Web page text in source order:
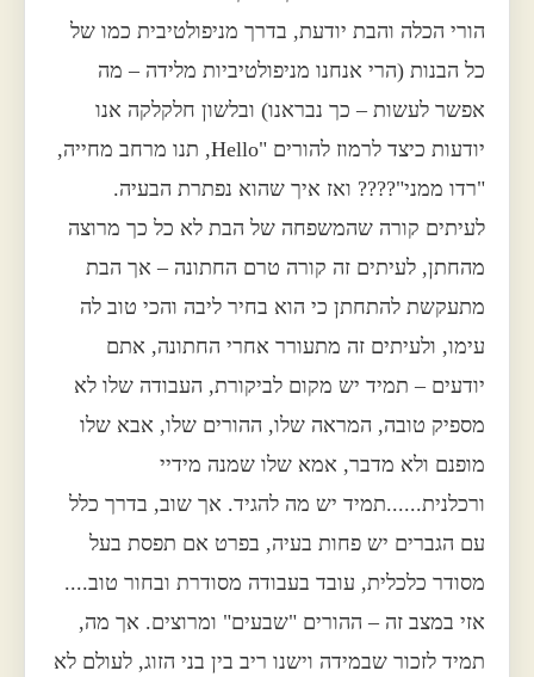
הורי הכלה והבת יודעת, בדרך מניפולטיבית כמו של
כל הבנות (הרי אנחנו מניפולטיביות מלידה – מה
אפשר לעשות – כך נבראנו) ובלשון חלקלקה אנו
יודעות כיצד לרמוז להורים "Hello, תנו מרחב מחייה,
"רדו ממני"???? ואז איך שהוא נפתרת הבעיה.
לעיתים קורה שהמשפחה של הבת לא כל כך מרוצה
מהחתן, לעיתים זה קורה טרם החתונה – אך הבת
מתעקשת להתחתן כי הוא בחיר ליבה והכי טוב לה
עימו, ולעיתים זה מתעורר אחרי החתונה, אתם
יודעים – תמיד יש מקום לביקורת, העבודה שלו לא
מספיק טובה, המראה שלו, ההורים שלו, אבא שלו
מופנם ולא מדבר, אמא שלו שמנה מידיי
ורכלנית......תמיד יש מה להגיד. אך שוב, בדרך כלל
עם הגברים יש פחות בעיה, בפרט אם תפסת בעל
מסודר כלכלית, עובד בעבודה מסודרת ובחור טוב....
אזי במצב זה – ההורים "שבעים" ומרוצים. אך מה,
תמיד לזכור שבמידה וישנו ריב בין בני הזוג, לעולם לא